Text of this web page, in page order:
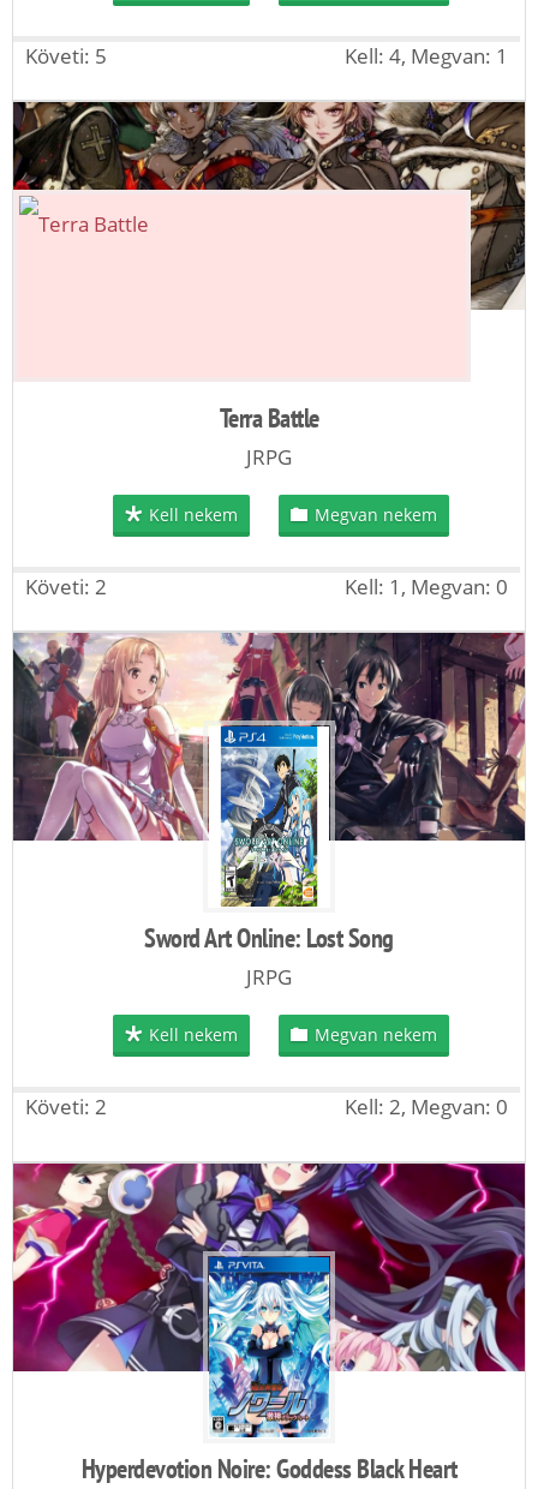
Követi: 5 Kell: 4, Megvan: 1
Terra Battle
JRPG
Kell nekem Megvan nekem
Követi: 2 Kell: 1, Megvan: 0
Sword Art Online: Lost Song
JRPG
Kell nekem Megvan nekem
Követi: 2 Kell: 2, Megvan: 0
Hyperdevotion Noire: Goddess Black Heart